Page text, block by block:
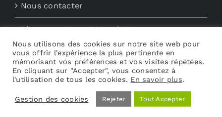
Nous contacter
Abonnements aux Newsletters
Découvrez My Audio
Nous utilisons des cookies sur notre site web pour
vous offrir l'expérience la plus pertinente en
mémorisant vos préférences et vos visites répétées.
En cliquant sur "Accepter", vous consentez à
l'utilisation de tous les cookies. En savoir plus.
Gestion des cookies Rejeter Tout Accepter